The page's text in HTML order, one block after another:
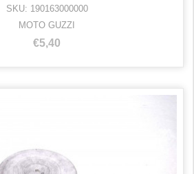
SKU: 190163000000
MOTO GUZZI
€5,40